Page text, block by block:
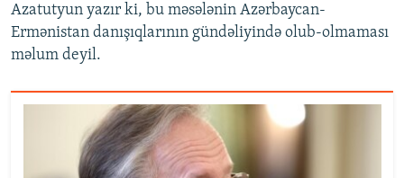
Azatutyun yazır ki, bu məsələnin Azərbaycan-
Ermənistan danışıqlarının gündəliyində olub-olmaması
məlum deyil.